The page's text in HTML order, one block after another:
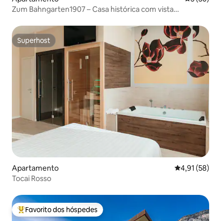
Zum Bahngarten1907 – Casa histórica com vista
Superhost
Superhost
Apartamento Classificação
4,91 (58)
Tocai Rosso
Favoritos dos hóspedes mais apreciados
Favorito dos hóspedes